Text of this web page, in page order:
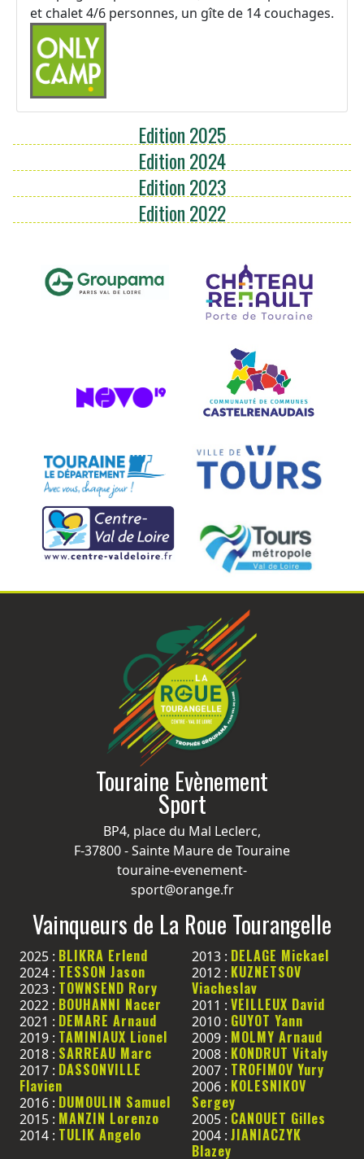
et chalet 4/6 personnes, un gîte de 14 couchages.
Edition 2025
Edition 2024
Edition 2023
Edition 2022
Touraine Evènement
Sport
BP4, place du Mal Leclerc,
F-37800 - Sainte Maure de Touraine
touraine-evenement-
sport@orange.fr
Vainqueurs de La Roue Tourangelle
2025 : BLIKRA Erlend
2024 : TESSON Jason
2023 : TOWNSEND Rory
2022 : BOUHANNI Nacer
2021 : DEMARE Arnaud
2019 : TAMINIAUX Lionel
2018 : SARREAU Marc
2017 : DASSONVILLE
Flavien
2016 : DUMOULIN Samuel
2015 : MANZIN Lorenzo
2014 : TULIK Angelo
2013 : DELAGE Mickael
2012 : KUZNETSOV
Viacheslav
2011 : VEILLEUX David
2010 : GUYOT Yann
2009 : MOLMY Arnaud
2008 : KONDRUT Vitaly
2007 : TROFIMOV Yury
2006 : KOLESNIKOV
Sergey
2005 : CANOUET Gilles
2004 : JIANIACZYK
Blazey